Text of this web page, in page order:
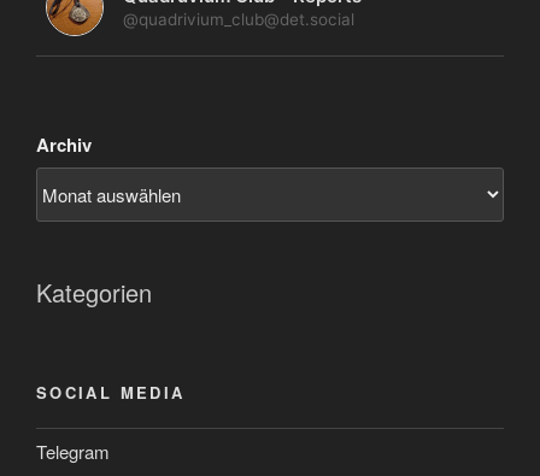
@quadrivium_club@det.social
Archiv
Kategorien
SOCIAL MEDIA
Telegram